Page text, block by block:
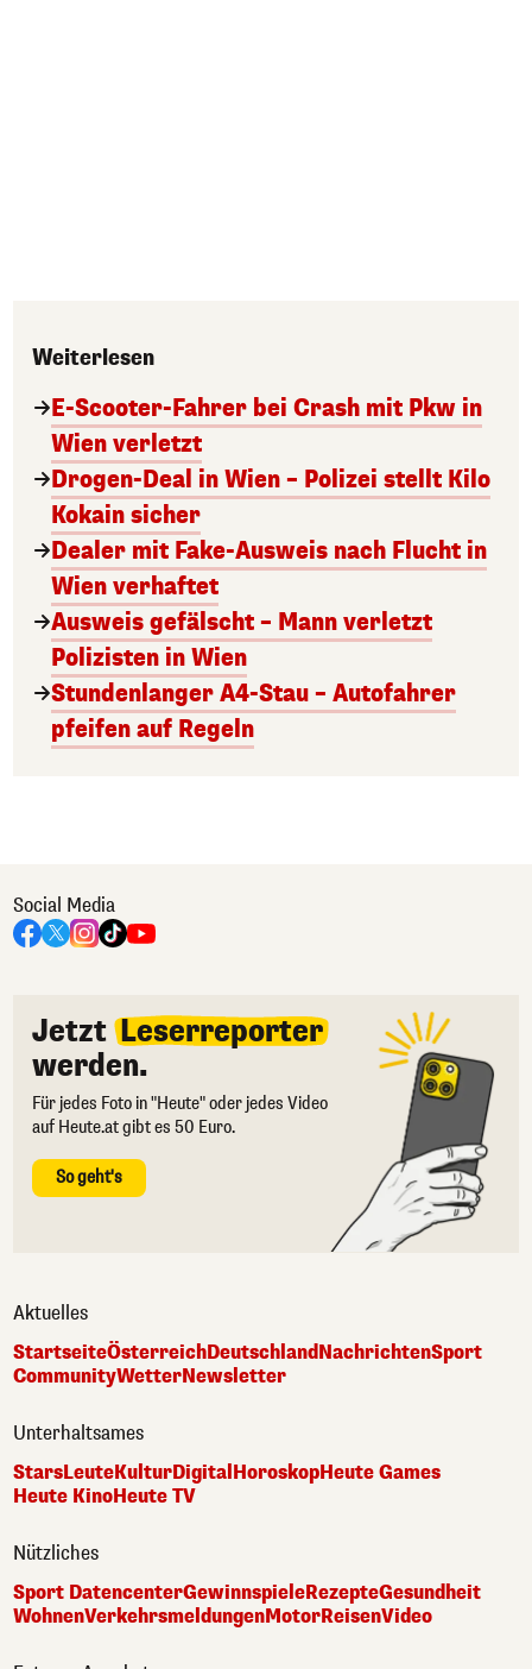
Weiterlesen
E-Scooter-Fahrer bei Crash mit Pkw in
Wien verletzt
Drogen-Deal in Wien – Polizei stellt Kilo
Kokain sicher
Dealer mit Fake-Ausweis nach Flucht in
Wien verhaftet
Ausweis gefälscht – Mann verletzt
Polizisten in Wien
Stundenlanger A4-Stau – Autofahrer
pfeifen auf Regeln
Social Media
Jetzt Leserreporter
werden.
Für jedes Foto in "Heute" oder jedes Video
auf Heute.at gibt es 50 Euro.
So geht's
Aktuelles
StartseiteÖsterreichDeutschlandNachrichtenSport
CommunityWetterNewsletter
Unterhaltsames
StarsLeuteKulturDigitalHoroskopHeute Games
Heute KinoHeute TV
Nützliches
Sport DatencenterGewinnspieleRezepteGesundheit
WohnenVerkehrsmeldungenMotorReisenVideo